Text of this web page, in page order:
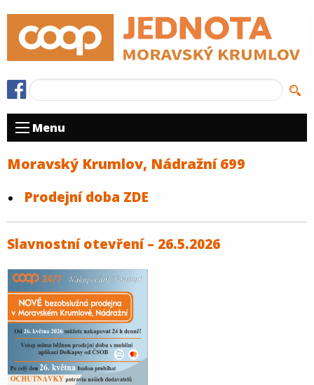
Menu
Moravský Krumlov, Nádražní 699
Prodejní doba ZDE
Slavnostní otevření – 26.5.2026